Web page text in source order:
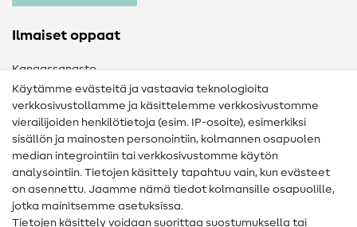
Ilmaiset oppaat
Kangassanasto
Ompelusanasto
Ompeluohjeet
Apua ja yhteystiedot
Yhteystiedot
Tietoa omistajanvaihdoksesta
Käytämme evästeitä ja vastaavia teknologioita
verkkosivustollamme ja käsittelemme verkkosivustomme
vierailijoiden henkilötietoja (esim. IP-osoite), esimerkiksi
sisällön ja mainosten personointiin, kolmannen osapuolen
median integrointiin tai verkkosivustomme käytön
analysointiin. Tietojen käsittely tapahtuu vain, kun evästeet
on asennettu. Jaamme nämä tiedot kolmansille osapuolille,
jotka mainitsemme asetuksissa.
Tietojen käsittely voidaan suorittaa suostumuksella tai